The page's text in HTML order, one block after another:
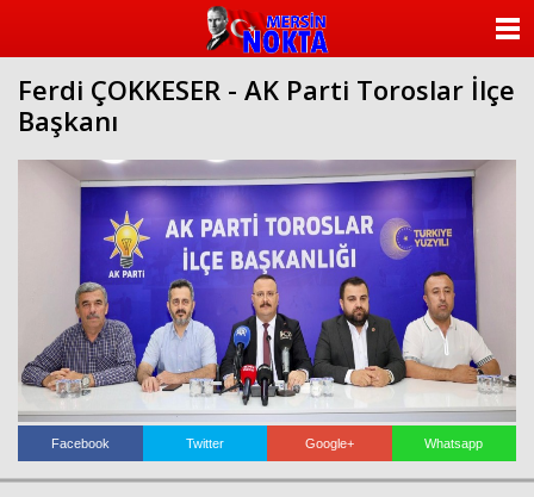
Ferdi ÇOKKESER - AK Parti Toroslar İlçe
Başkanı
Facebook Twitter Google+ Whatsapp
KATEGORİLER
FOTO GALERİ
VİDEO GALERİ
KÜNYE